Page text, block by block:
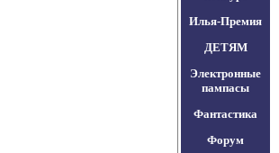
Илья-Премия
ДЕТЯМ
Электронные
пампасы
Фантастика
Форум